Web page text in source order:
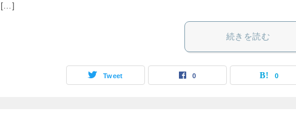
[…]
続きを読む
Tweet 0 0